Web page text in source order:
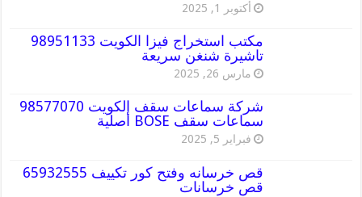
أكتوبر 1, 2025
مكتب استخراج فيزا الكويت 98951133
تاشيرة شنغن سريعة
مارس 26, 2025
شركة سماعات سقف الكويت 98577070
سماعات سقف BOSE أصلية
فبراير 5, 2025
قص خرسانه وفتح كور تكييف 65932555
قص خرسانات